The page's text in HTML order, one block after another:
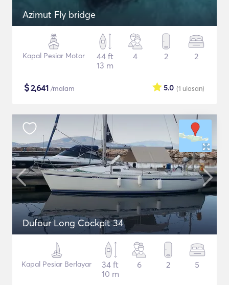
Azimut Fly bridge
Kapal Pesiar Motor
44 ft
13 m
4 2 2
$2,641 /malam (1 ulasan)
5.0
Dufour Long Cockpit 34
Kapal Pesiar Berlayar
34 ft
10 m
6 2 5